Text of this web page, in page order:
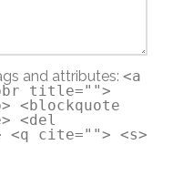
and attributes: <a
title="">
<blockquote
<del
<q cite=""> <s>